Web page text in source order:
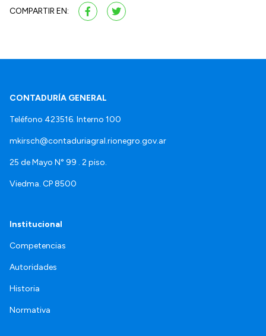
COMPARTIR EN:
CONTADURÍA GENERAL
Teléfono 423516. Interno 100
mkirsch@contaduriagral.rionegro.gov.ar
25 de Mayo N° 99 . 2 piso.
Viedma. CP 8500
Institucional
Competencias
Autoridades
Historia
Normativa